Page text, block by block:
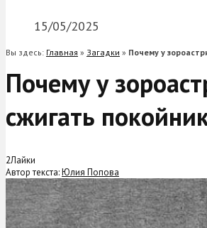
15/05/2025
Вы здесь: Главная » Загадки » Почему у
Почему у
сжигать
2Лайки
Автор текста:Юлия Попова